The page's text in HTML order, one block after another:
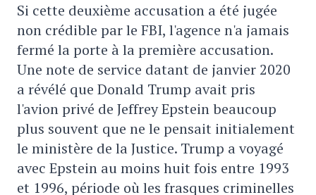
Si cette deuxième accusation a été jugée
non crédible par le FBI, l'agence n'a jamais
fermé la porte à la première accusation.
Une note de service datant de janvier 2020
a révélé que Donald Trump avait pris
l'avion privé de Jeffrey Epstein beaucoup
plus souvent que ne le pensait initialement
le ministère de la Justice. Trump a voyagé
avec Epstein au moins huit fois entre 1993
et 1996, période où les frasques criminelles